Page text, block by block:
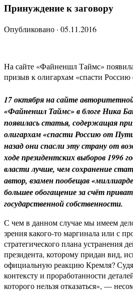
Принуждение к заговору
Опубликовано · 05.11.2016
На сайте «Файненшл Таймс»
призыв к олигархам «спасти
17 октября на сайте
«Файненшл Таймс» в блоге Ника
появилась статья, содержащая
олигархам «спасти Россию от
назад они спасли эту страну от
ходе президентских выборов 1996
власти лучше, чем сохранение
автор, взамен пообещав
большее обогащение за счёт
государственной собственности.
С чем в данном случае мы имеем
зрения какого-то маргинала или с
стратегического плана устранения
президента, которому придан вид,
официальную реакцию Кремля?
контексту и проработанности
которого нельзя отказаться», —